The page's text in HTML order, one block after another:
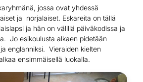
jossa ovat yhdessä
ja norjalaiset. Eskareita on tällä
ja hän on välillä päiväkodissa ja
Jo esikoulusta alkaen pidetään
englanniksi. Vieraiden kielten
ensimmäisellä luokalla.